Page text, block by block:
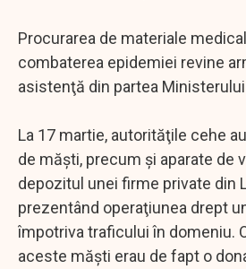
Procurarea de materiale
combaterea epidemiei revine
asistenţă din partea
La 17 martie, autorităţile cehe
de măşti, precum şi aparate de
depozitul unei firme private din
prezentând operaţiunea drept
împotriva traficului în domeniu.
aceste măşti erau de fapt o